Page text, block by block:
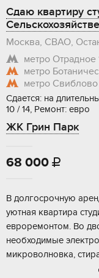
Сдаю квартиру
Москва, СВАО,
метро Отрадное
метро
метро Свиблово
Сдается: на
10 / 14, Ремонт: евро
ЖК Грин Парк
68 000 
В долгосрочную
уютная квартира
евроремонтом. Во
необходимые
микроволновка,